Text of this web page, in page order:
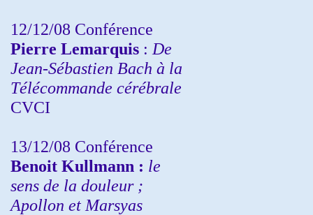
12/12/08 Conférence
Pierre Lemarquis : De
Jean-Sébastien Bach à la
Télécommande cérébrale
CVCI
13/12/08 Conférence
Benoit Kullmann : le
sens de la douleur ;
Apollon et Marsyas